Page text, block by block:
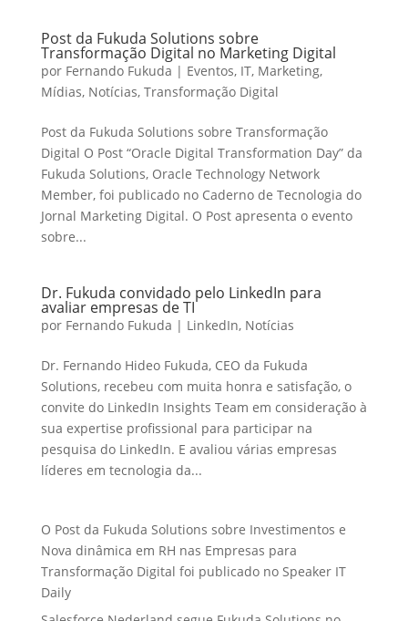
Post da Fukuda Solutions sobre
Transformação Digital no Marketing Digital
por Fernando Fukuda | Eventos, IT, Marketing,
Mídias, Notícias, Transformação Digital
Post da Fukuda Solutions sobre Transformação
Digital O Post “Oracle Digital Transformation Day” da
Fukuda Solutions, Oracle Technology Network
Member, foi publicado no Caderno de Tecnologia do
Jornal Marketing Digital. O Post apresenta o evento
sobre...
Dr. Fukuda convidado pelo LinkedIn para
avaliar empresas de TI
por Fernando Fukuda | LinkedIn, Notícias
Dr. Fernando Hideo Fukuda, CEO da Fukuda
Solutions, recebeu com muita honra e satisfação, o
convite do LinkedIn Insights Team em consideração à
sua expertise profissional para participar na
pesquisa do LinkedIn. E avaliou várias empresas
líderes em tecnologia da...
O Post da Fukuda Solutions sobre Investimentos e
Nova dinâmica em RH nas Empresas para
Transformação Digital foi publicado no Speaker IT
Daily